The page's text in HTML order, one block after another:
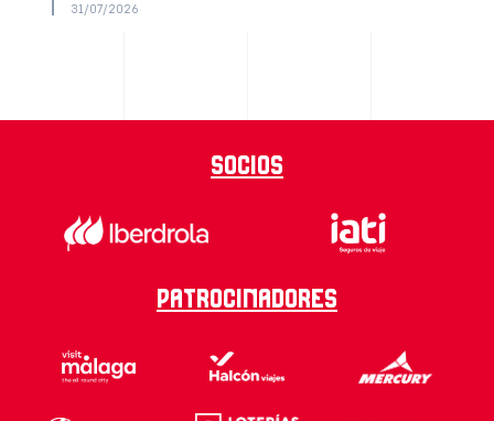
31/07/2026
Socios
Patrocinadores